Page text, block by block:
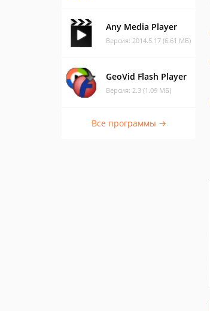
Any Media Player
Версия: 2014.5.17 (6.61 МБ)
GeoVid Flash Player
Версия: 2.3 (1.09 МБ)
Все программы →